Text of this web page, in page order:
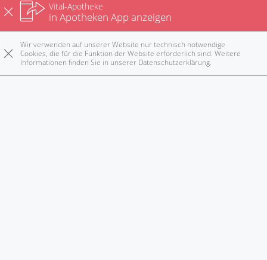
Anrufen E-Mail Rezepte Notdienst
Sonnenbrille schützt vor Augenschäden
Gesund baden
Vital-Apotheke
in Apotheken App anzeigen
Wir verwenden auf unserer Website nur technisch notwendige
Cookies, die für die Funktion der Website erforderlich sind. Weitere
Informationen finden Sie in unserer Datenschutzerklärung.